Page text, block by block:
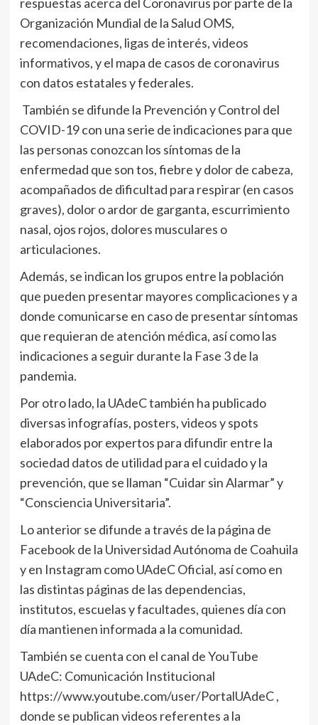
Organización Mundial de la Salud OMS,
recomendaciones, ligas de interés, videos
informativos, y el mapa de casos de coronavirus
con datos estatales y federales.
También se difunde la Prevención y Control del
COVID-19 con una serie de indicaciones para que
las personas conozcan los síntomas de la
enfermedad que son tos, fiebre y dolor de cabeza,
acompañados de dificultad para respirar (en casos
graves), dolor o ardor de garganta, escurrimiento
nasal, ojos rojos, dolores musculares o
articulaciones.
Además, se indican los grupos entre la población
que pueden presentar mayores complicaciones y a
donde comunicarse en caso de presentar síntomas
que requieran de atención médica, así como las
indicaciones a seguir durante la Fase 3 de la
pandemia.
Por otro lado, la UAdeC también ha publicado
diversas infografías, posters, videos y spots
elaborados por expertos para difundir entre la
sociedad datos de utilidad para el cuidado y la
prevención, que se llaman “Cuidar sin Alarmar” y
“Consciencia Universitaria”.
Lo anterior se difunde a través de la página de
Facebook de la Universidad Autónoma de Coahuila
y en Instagram como UAdeC Oficial, así como en
las distintas páginas de las dependencias,
institutos, escuelas y facultades, quienes día con
día mantienen informada a la comunidad.
También se cuenta con el canal de YouTube
UAdeC: Comunicación Institucional
https://www.youtube.com/user/PortalUAdeC ,
donde se publican videos referentes a la